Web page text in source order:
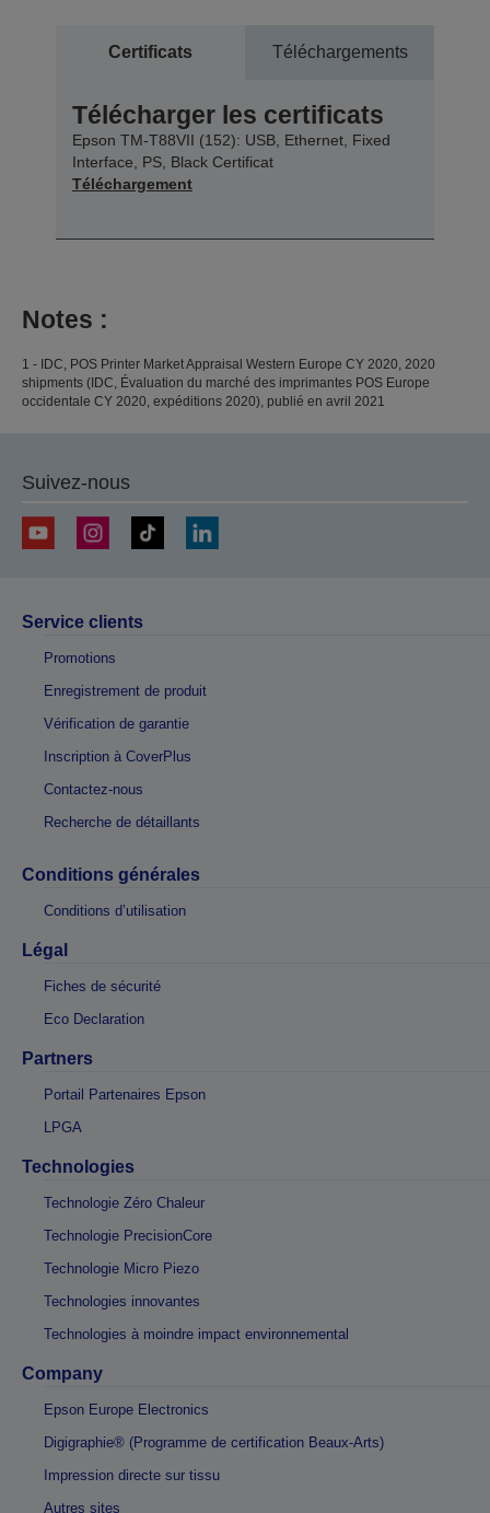
Certificats Téléchargements
Télécharger les certificats
Epson TM-T88VII (152): USB, Ethernet, Fixed
Interface, PS, Black Certificat
Téléchargement
Notes :
1 - IDC, POS Printer Market Appraisal Western Europe CY 2020, 2020
shipments (IDC, Évaluation du marché des imprimantes POS Europe
occidentale CY 2020, expéditions 2020), publié en avril 2021
Suivez-nous
Service clients
Promotions
Enregistrement de produit
Vérification de garantie
Inscription à CoverPlus
Contactez-nous
Recherche de détaillants
Conditions générales
Conditions d’utilisation
Légal
Fiches de sécurité
Eco Declaration
Partners
Portail Partenaires Epson
LPGA
Technologies
Technologie Zéro Chaleur
Technologie PrecisionCore
Technologie Micro Piezo
Technologies innovantes
Technologies à moindre impact environnemental
Company
Epson Europe Electronics
Digigraphie® (Programme de certification Beaux-Arts)
Impression directe sur tissu
Autres sites